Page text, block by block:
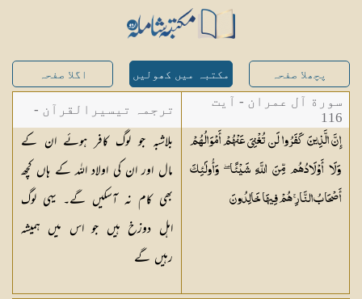
پچھلا صفحہ مکتبہ میں کھولیں اگلا صفحہ
سورة آل عمران - آیت
116
إِنَّ الَّذِينَ كَفَرُوا لَن تُغْنِيَ عَنْهُمْ أَمْوَالُهُمْ
وَلَا أَوْلَادُهُم مِّنَ اللَّهِ شَيْئًا ۖ وَأُولَٰئِكَ
أَصْحَابُ النَّارِ ۚ هُمْ فِيهَاخَالِدُونَ
ترجمہ تیسیرالقرآن -
مولانا عبد الرحمن
کیلانی
بلاشبہ جو لوگ کافر ہوئے ان کے
مال اور ان کی اولاد اللہ کے ہاں کچھ
بھی کام نہ آسکیں گے۔ یہی لوگ
اہل دوزخ ہیں جو اس میں ہمیشہ
رہیں گے